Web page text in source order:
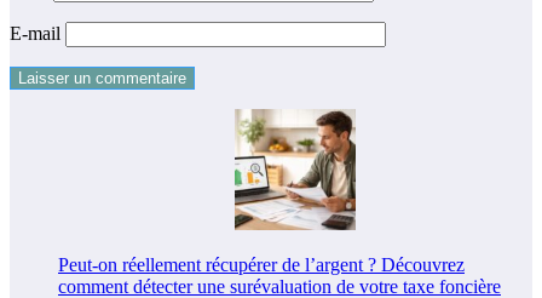
E-mail
Peut-on réellement récupérer de l’argent ? Découvrez
comment détecter une surévaluation de votre taxe foncière